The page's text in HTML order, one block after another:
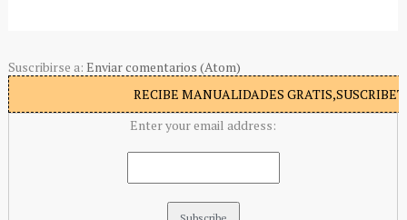
Suscribirse a: Enviar comentarios (Atom)
RECIBE MANUALIDADES
Enter your email address: